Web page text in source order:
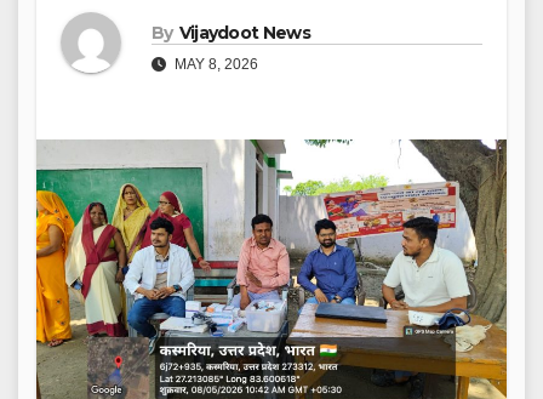
By Vijaydoot News
MAY 8, 2026